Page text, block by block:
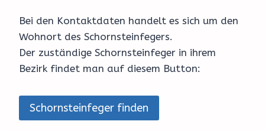
Bei den Kontaktdaten handelt es sich um den
Wohnort des Schornsteinfegers.
Der zuständige Schornsteinfeger in ihrem
Bezirk findet man auf diesem Button:
Schornsteinfeger finden